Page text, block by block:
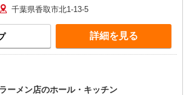
の変動なし
千葉県香取市北1-13-5
詳細を見る
ラーメン店のホール・キッチン